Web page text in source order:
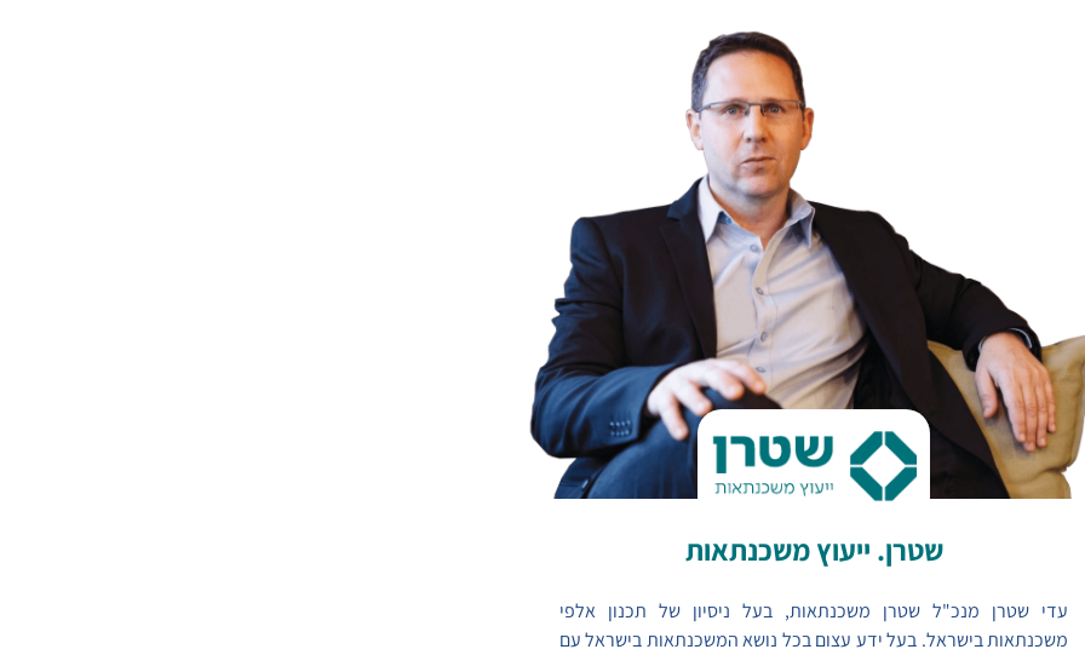
שטרן. ייעוץ משכנתאות
עדי שטרן מנכ"ל שטרן משכנתאות, בעל ניסיון של תכנון אלפי
משכנתאות בישראל. בעל ידע עצום בכל נושא המשכנתאות בישראל עם